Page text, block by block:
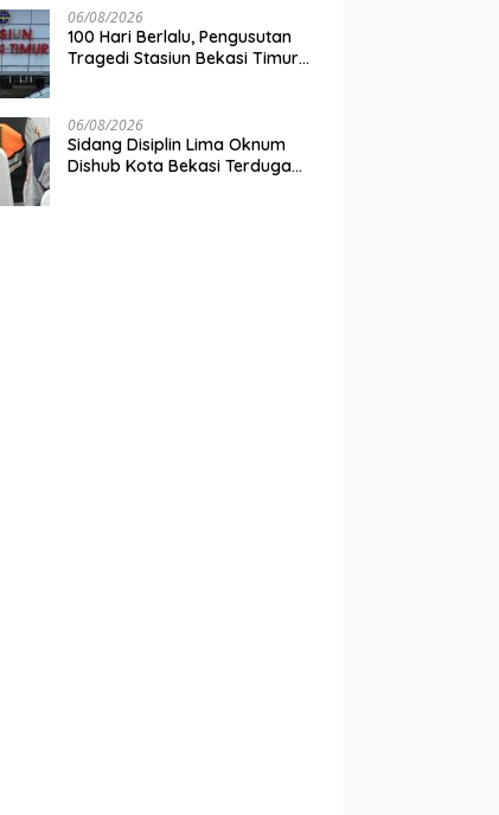
06/08/2026
100 Hari Berlalu, Pengusutan
Tragedi Stasiun Bekasi Timur
06/08/2026
Sidang Disiplin Lima Oknum
Dishub Kota Bekasi Terduga